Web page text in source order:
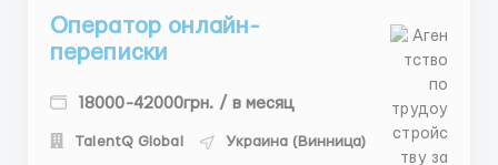
Оператор онлайн-
переписки
18000-42000грн. / в месяц
TalentQ Global Украина (Винница)